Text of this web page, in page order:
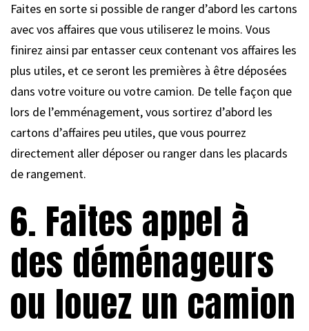
Faites en sorte si possible de ranger d’abord les cartons
avec vos affaires que vous utiliserez le moins. Vous
finirez ainsi par entasser ceux contenant vos affaires les
plus utiles, et ce seront les premières à être déposées
dans votre voiture ou votre camion. De telle façon que
lors de l’emménagement, vous sortirez d’abord les
cartons d’affaires peu utiles, que vous pourrez
directement aller déposer ou ranger dans les placards
de rangement.
6. Faites appel à
des déménageurs
ou louez un camion